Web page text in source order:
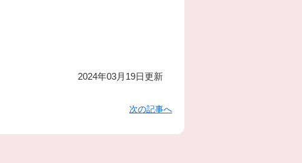
2024年03月19日更新
次の記事へ